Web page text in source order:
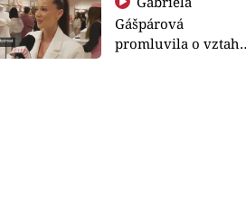
Gášpárová
promluvila o